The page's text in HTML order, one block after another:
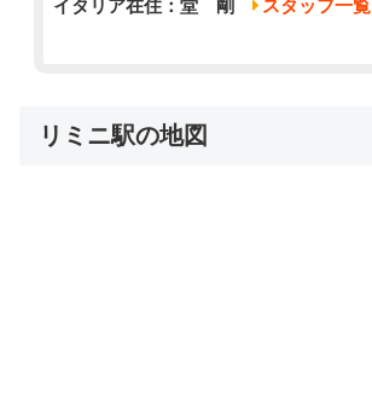
イタリア在住：堂 剛 スタッフ一覧
リミニ駅の地図